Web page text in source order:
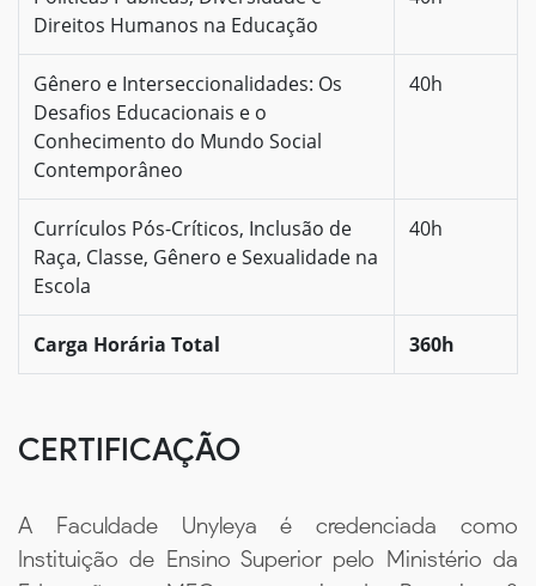
Direitos Humanos na Educação
Gênero e Interseccionalidades: Os
Desafios Educacionais e o
Conhecimento do Mundo Social
Contemporâneo
40h
Currículos Pós-Críticos, Inclusão de
Raça, Classe, Gênero e Sexualidade na
Escola
40h
Carga Horária Total 360h
CERTIFICAÇÃO
A Faculdade Unyleya é credenciada como
Instituição de Ensino Superior pelo Ministério da